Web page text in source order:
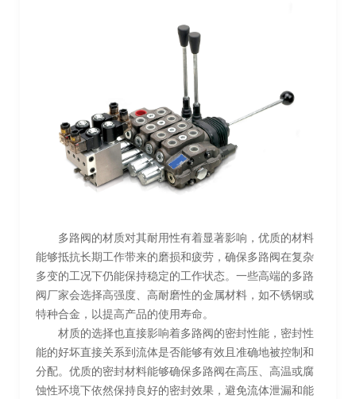
多路阀的材质对其耐用性有着显著影响，优质的材料
能够抵抗长期工作带来的磨损和疲劳，确保多路阀在复杂
多变的工况下仍能保持稳定的工作状态。一些高端的多路
阀厂家会选择高强度、高耐磨性的金属材料，如不锈钢或
特种合金，以提高产品的使用寿命。
材质的选择也直接影响着多路阀的密封性能，密封性
能的好坏直接关系到流体是否能够有效且准确地被控制和
分配。优质的密封材料能够确保多路阀在高压、高温或腐
蚀性环境下依然保持良好的密封效果，避免流体泄漏和能